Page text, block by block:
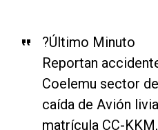
?Último Minuto
Reportan
Coelemu sector
caída de Avión
matrícula CC-